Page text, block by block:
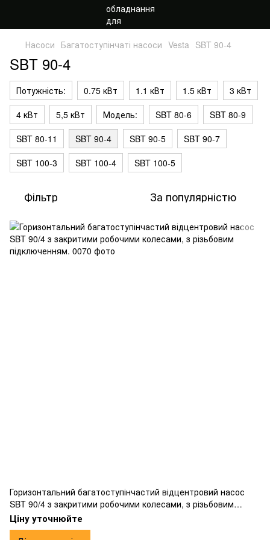
Насоси Багатоступінчаті насоси Vesta SBT 90-4
SBT 90-4
Потужність: 0.75 кВт 1.1 кВт 1.5 кВт
3 кВт
4 кВт
5,5 кВт Модель: SBT 80-6
SBT 80-9
SBT 80-11
SBT 90-4 SBT 90-5
SBT 90-7
SBT 100-3
SBT 100-4 SBT 100-5
Фільтр За популярністю
Горизонтальний багатоступінчастий відцентровий насос
SBT 90/4 з закритими робочими колесами, з різьбовим
підключенням.
Ціну уточнюйте